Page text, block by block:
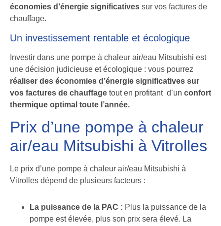
économies d’énergie significatives sur vos factures de
chauffage.
Un investissement rentable et écologique
Investir dans une pompe à chaleur air/eau Mitsubishi est
une décision judicieuse et écologique : vous pourrez
réaliser des économies d’énergie significatives sur
vos factures de chauffage tout en profitant d’un confort
thermique optimal toute l’année.
Prix d’une pompe à chaleur
air/eau Mitsubishi à Vitrolles
Le prix d’une pompe à chaleur air/eau Mitsubishi à
Vitrolles dépend de plusieurs facteurs :
La puissance de la PAC : Plus la puissance de la
pompe est élevée, plus son prix sera élevé. La